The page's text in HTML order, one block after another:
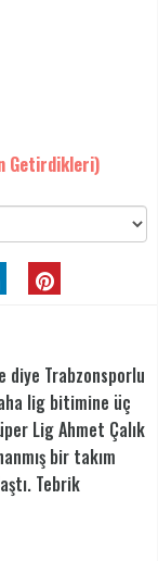
Getirdikleri)
diye Trabzonsporlu
lig bitimine üç
Lig Ahmet Çalık
bir takım
Tebrik